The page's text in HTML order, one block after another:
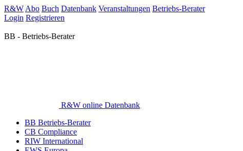
R&W Abo Buch Datenbank Veranstaltungen Betriebs-Berater
Login Registrieren
BB - Betriebs-Berater
R&W online Datenbank
BB Betriebs-Berater
CB Compliance
RIW International